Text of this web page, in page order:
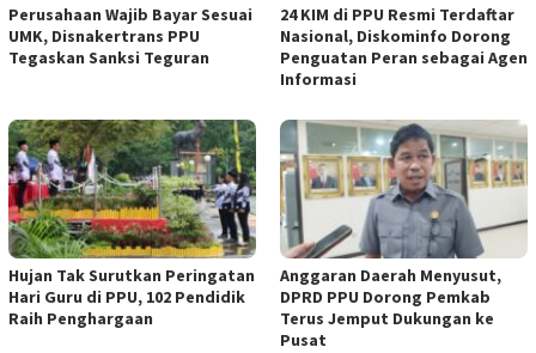
Perusahaan Wajib Bayar Sesuai
UMK, Disnakertrans PPU
Tegaskan Sanksi Teguran
24 KIM di PPU Resmi Terdaftar
Nasional, Diskominfo Dorong
Penguatan Peran sebagai Agen
Informasi
Hujan Tak Surutkan Peringatan
Hari Guru di PPU, 102 Pendidik
Raih Penghargaan
Anggaran Daerah Menyusut,
DPRD PPU Dorong Pemkab
Terus Jemput Dukungan ke
Pusat